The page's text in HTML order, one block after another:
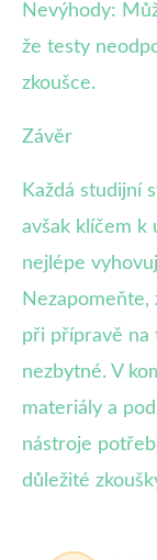
Nevýhody:
že testy
zkoušce.
Závěr
Každá studijní
avšak klíčem k
nejlépe
Nezapomeňte,
při přípravě na
nezbytné. V
materiály a
nástroje
důležité